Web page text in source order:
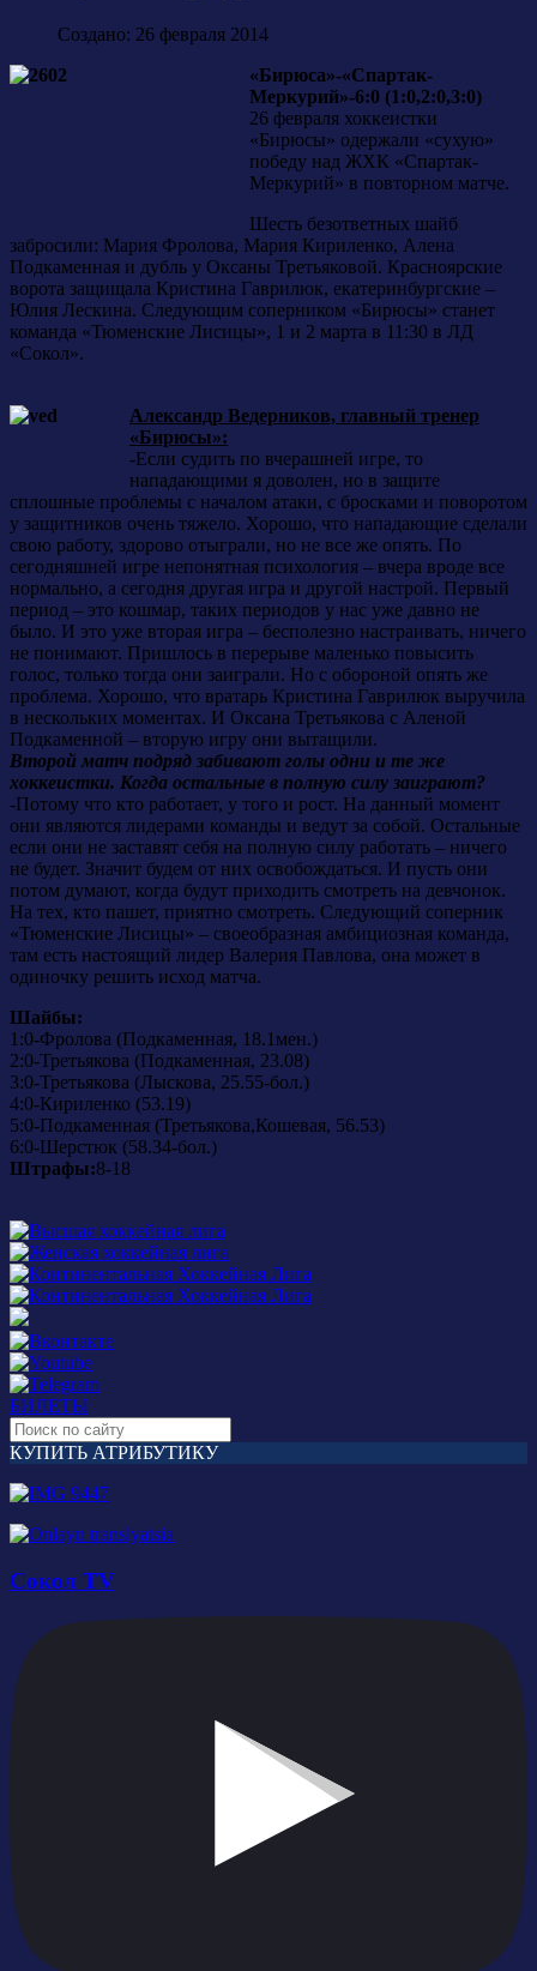
Создано: 26 февраля 2014
«Бирюса»-«Спартак-
Меркурий»-6:0 (1:0,2:0,3:0)
26 февраля хоккеистки
«Бирюсы» одержали «сухую»
победу над ЖХК «Спартак-
Меркурий» в повторном матче.
Шесть безответных шайб
забросили: Мария Фролова, Мария Кириленко, Алена
Подкаменная и дубль у Оксаны Третьяковой. Красноярские
ворота защищала Кристина Гаврилюк, екатеринбургские –
Юлия Лескина. Следующим соперником «Бирюсы» станет
команда «Тюменские Лисицы», 1 и 2 марта в 11:30 в ЛД
«Сокол».
Александр Ведерников, главный тренер
«Бирюсы»:
-Если судить по вчерашней игре, то
нападающими я доволен, но в защите
сплошные проблемы с началом атаки, с бросками и поворотом
у защитников очень тяжело. Хорошо, что нападающие сделали
свою работу, здорово отыграли, но не все же опять. По
сегодняшней игре непонятная психология – вчера вроде все
нормально, а сегодня другая игра и другой настрой. Первый
период – это кошмар, таких периодов у нас уже давно не
было. И это уже вторая игра – бесполезно настраивать, ничего
не понимают. Пришлось в перерыве маленько повысить
голос, только тогда они заиграли. Но с обороной опять же
проблема. Хорошо, что вратарь Кристина Гаврилюк выручила
в нескольких моментах. И Оксана Третьякова с Аленой
Подкаменной – вторую игру они вытащили.
Второй матч подряд забивают голы одни и те же
хоккеистки. Когда остальные в полную силу заиграют?
-Потому что кто работает, у того и рост. На данный момент
они являются лидерами команды и ведут за собой. Остальные
если они не заставят себя на полную силу работать – ничего
не будет. Значит будем от них освобождаться. И пусть они
потом думают, когда будут приходить смотреть на девчонок.
На тех, кто пашет, приятно смотреть. Следующий соперник
«Тюменские Лисицы» – своеобразная амбициозная команда,
там есть настоящий лидер Валерия Павлова, она может в
одиночку решить исход матча.
Шайбы:
1:0-Фролова (Подкаменная, 18.1мен.)
2:0-Третьякова (Подкаменная, 23.08)
3:0-Третьякова (Лыскова, 25.55-бол.)
4:0-Кириленко (53.19)
5:0-Подкаменная (Третьякова,Кошевая, 56.53)
6:0-Шерстюк (58.34-бол.)
Штрафы:8-18
БИЛЕТЫ
КУПИТЬ АТРИБУТИКУ
Сокол TV